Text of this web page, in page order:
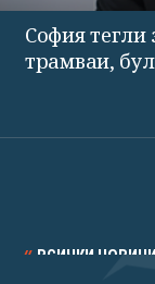
София тегли
трамваи,
ВСИЧКИ НОВИНИ